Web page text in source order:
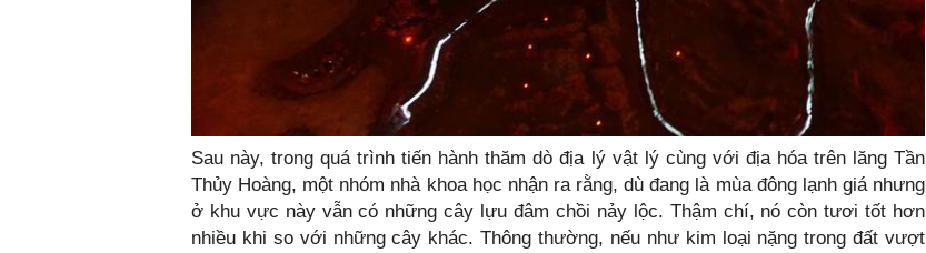
Sau này, trong quá trình tiến hành thăm dò địa lý vật lý cùng với địa hóa trên lăng Tần
Thủy Hoàng, một nhóm nhà khoa học nhận ra rằng, dù đang là mùa đông lạnh giá nhưng
ở khu vực này vẫn có những cây lựu đâm chồi nảy lộc. Thậm chí, nó còn tươi tốt hơn
nhiều khi so với những cây khác. Thông thường, nếu như kim loại nặng trong đất vượt